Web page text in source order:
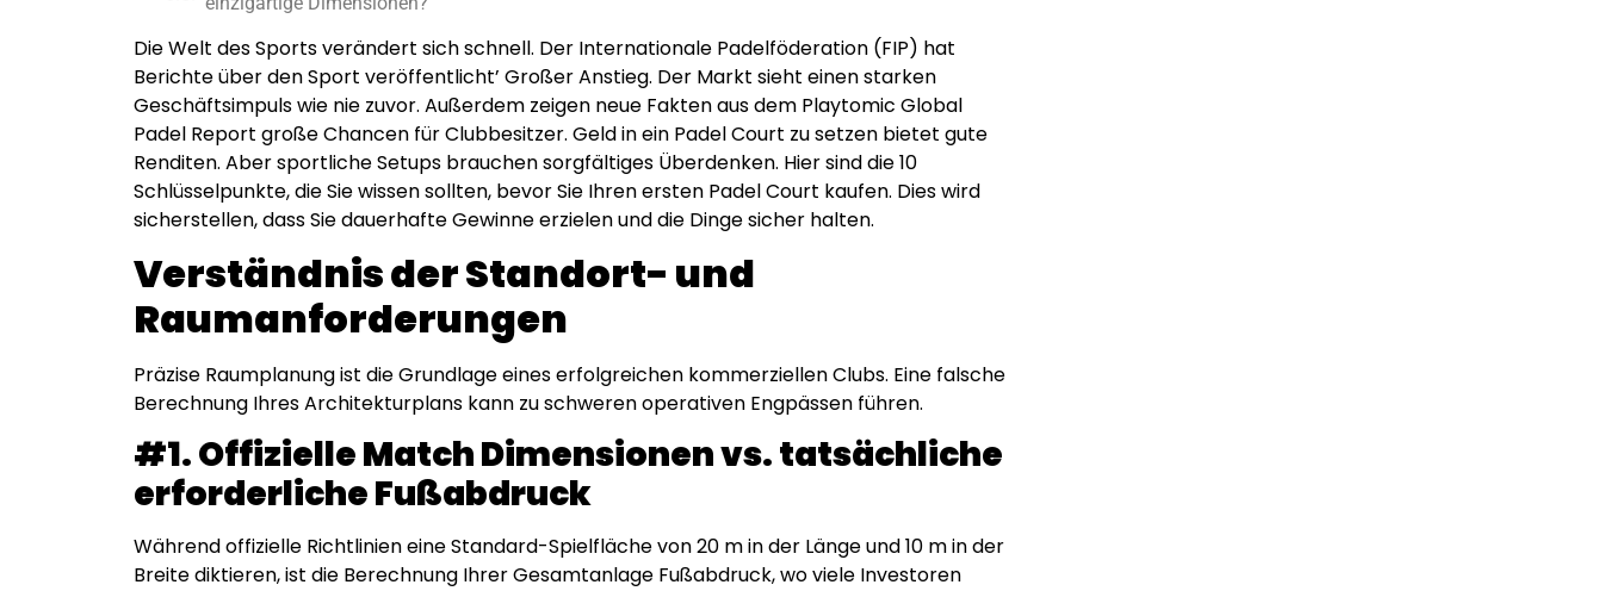
Die Welt des Sports verändert sich schnell. Der Internationale Padelföderation (FIP) hat
Berichte über den Sport veröffentlicht’ Großer Anstieg. Der Markt sieht einen starken
Geschäftsimpuls wie nie zuvor. Außerdem zeigen neue Fakten aus dem Playtomic Global
Padel Report große Chancen für Clubbesitzer. Geld in ein Padel Court zu setzen bietet gute
Renditen. Aber sportliche Setups brauchen sorgfältiges Überdenken. Hier sind die 10
Schlüsselpunkte, die Sie wissen sollten, bevor Sie Ihren ersten Padel Court kaufen. Dies wird
sicherstellen, dass Sie dauerhafte Gewinne erzielen und die Dinge sicher halten.
Verständnis der Standort- und
Raumanforderungen
Präzise Raumplanung ist die Grundlage eines erfolgreichen kommerziellen Clubs. Eine falsche
Berechnung Ihres Architekturplans kann zu schweren operativen Engpässen führen.
#1. Offizielle Match Dimensionen vs. tatsächliche
erforderliche Fußabdruck
Während offizielle Richtlinien eine Standard-Spielfläche von 20 m in der Länge und 10 m in der
Breite diktieren, ist die Berechnung Ihrer Gesamtanlage Fußabdruck, wo viele Investoren